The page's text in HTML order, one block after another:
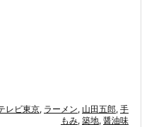
レビ東京, ラーメン, 山田五郎, 手
もみ, 築地, 醤油味